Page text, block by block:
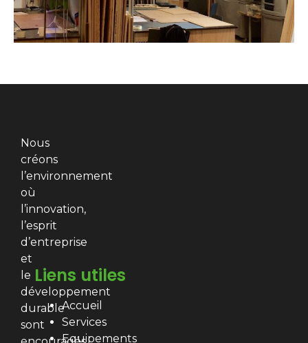
Nous
créons
l’environnement
où
l’innovation,
l’esprit
d’entreprise
et
le
développement
durable
sont
Liens utiles
Accueil
Services
Equipements